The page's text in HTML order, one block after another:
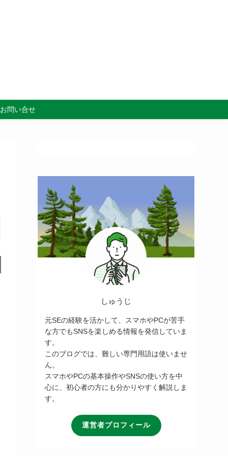
お問い合せ
しゅうじ
元SEの経験を活かして、スマホやPCが苦手
な方でもSNSを楽しめる情報を発信していま
す。
このブログでは、難しい専門用語は使いませ
ん。
スマホやPCの基本操作やSNSの使い方を中
心に、初心者の方にも分かりやすく解説しま
す。
運営者プロフィール